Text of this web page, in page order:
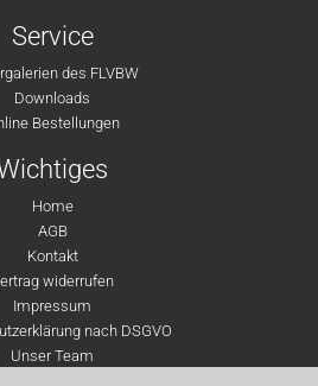
Service
des FLVBW
Downloads
Bestellungen
Home
AGB
Kontakt
widerrufen
Impressum
nach DSGVO
Unser Team